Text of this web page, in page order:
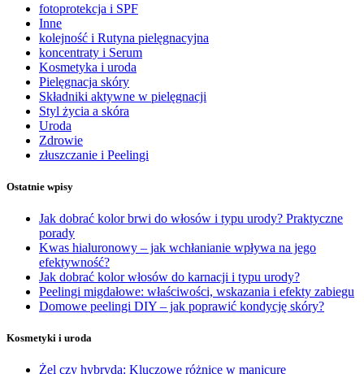
fotoprotekcja i SPF
Inne
kolejność i Rutyna pielęgnacyjna
koncentraty i Serum
Kosmetyka i uroda
Pielęgnacja skóry
Składniki aktywne w pielęgnacji
Styl życia a skóra
Uroda
Zdrowie
złuszczanie i Peelingi
Ostatnie wpisy
Jak dobrać kolor brwi do włosów i typu urody? Praktyczne
porady
Kwas hialuronowy – jak wchłanianie wpływa na jego
efektywność?
Jak dobrać kolor włosów do karnacji i typu urody?
Peelingi migdałowe: właściwości, wskazania i efekty zabiegu
Domowe peelingi DIY – jak poprawić kondycję skóry?
Kosmetyki i uroda
Żel czy hybryda: Kluczowe różnice w manicure